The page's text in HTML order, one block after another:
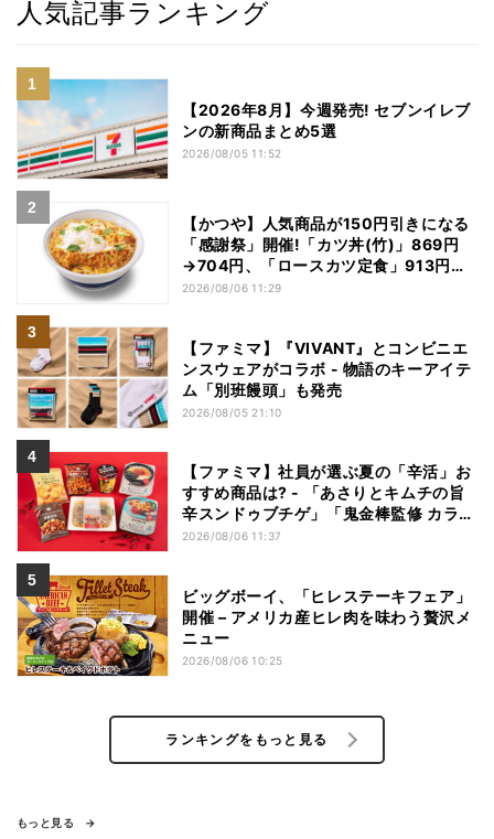
人気記事ランキング
【2026年8月】今週発売! セブンイレブ
ンの新商品まとめ5選
2026/08/05 11:52
【かつや】人気商品が150円引きになる
「感謝祭」開催!「カツ丼(竹)」869円
→704円、「ロースカツ定食」913円
→748円に - 8日間限定
2026/08/06 11:29
【ファミマ】『VIVANT』とコンビニエ
ンスウェアがコラボ - 物語のキーアイテ
ム「別班饅頭」も発売
2026/08/05 21:10
【ファミマ】社員が選ぶ夏の「辛活」お
すすめ商品は? - 「あさりとキムチの旨
辛スンドゥブチゲ」「鬼金棒監修 カラシ
ビ焼き味噌らー麺」「辛さがやみつき!
2026/08/06 11:37
ビッグボーイ、「ヒレステーキフェア」
開催 – アメリカ産ヒレ肉を味わう贅沢メ
ニュー
2026/08/06 10:25
ランキングをもっと見る
もっと見る